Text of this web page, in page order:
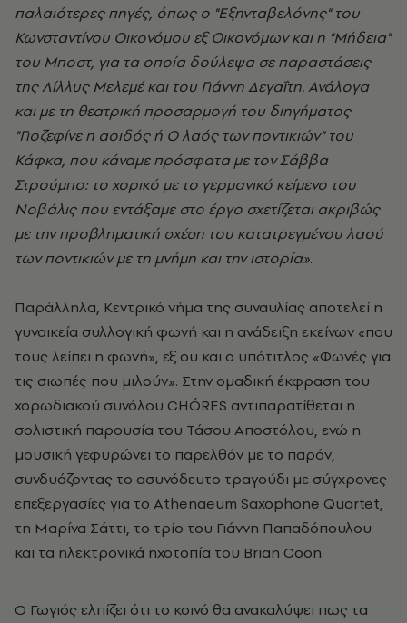
παλαιότερες πηγές, όπως ο "Εξηνταβελόνης" του
Κωνσταντίνου Οικονόμου εξ Οικονόμων και η "Μήδεια"
του Μποστ, για τα οποία δούλεψα σε παραστάσεις
της Λίλλυς Μελεμέ και του Γιάννη Δεγαΐτη. Ανάλογα
και με τη θεατρική προσαρμογή του διηγήματος
"Γιοζεφίνε η αοιδός ή Ο λαός των ποντικιών" του
Κάφκα, που κάναμε πρόσφατα με τον Σάββα
Στρούμπο: το χορικό με το γερμανικό κείμενο του
Νοβάλις που εντάξαμε στο έργο σχετίζεται ακριβώς
με την προβληματική σχέση του κατατρεγμένου λαού
των ποντικιών με τη μνήμη και την ιστορία».
Παράλληλα, Κεντρικό νήμα της συναυλίας αποτελεί η
γυναικεία συλλογική φωνή και η ανάδειξη εκείνων «που
τους λείπει η φωνή», εξ ου και ο υπότιτλος «Φωνές για
τις σιωπές που μιλούν». Στην ομαδική έκφραση του
χορωδιακού συνόλου CHÓRES αντιπαρατίθεται η
σολιστική παρουσία του Τάσου Αποστόλου, ενώ η
μουσική γεφυρώνει το παρελθόν με το παρόν,
συνδυάζοντας το ασυνόδευτο τραγούδι με σύγχρονες
επεξεργασίες για το Athenaeum Saxophone Quartet,
τη Μαρίνα Σάττι, το τρίο του Γιάννη Παπαδόπουλου
και τα ηλεκτρονικά ηχοτοπία του Brian Coon.
Ο Γωγιός ελπίζει ότι το κοινό θα ανακαλύψει πως τα